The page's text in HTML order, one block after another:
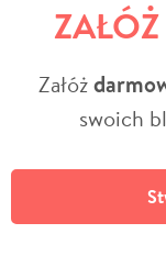
Załóż
swoich